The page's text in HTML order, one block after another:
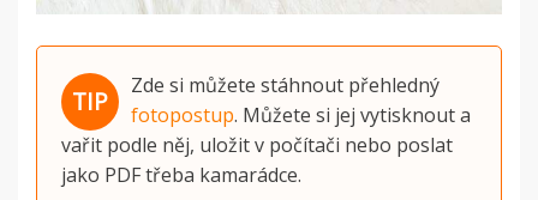
Zde si můžete stáhnout přehledný
fotopostup. Můžete si jej vytisknout a
vařit podle něj, uložit v počítači nebo poslat
jako PDF třeba kamarádce.